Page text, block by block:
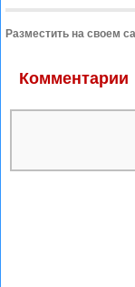
Разместить на своем
Комментарии